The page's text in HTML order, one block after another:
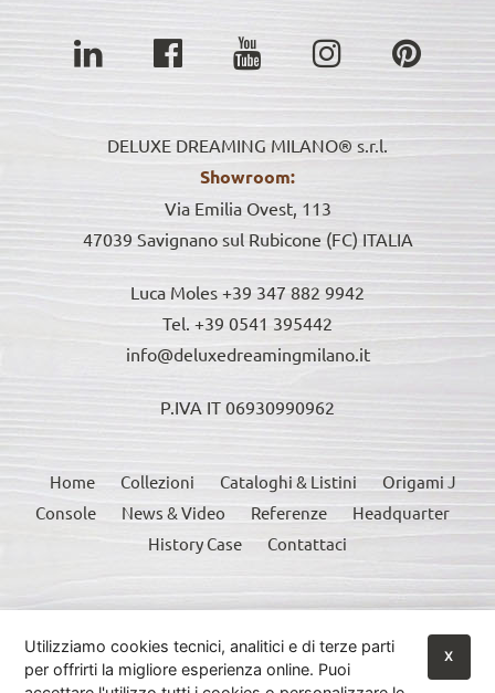
DELUXE DREAMING MILANO® s.r.l.
Showroom:
Via Emilia Ovest, 113
47039 Savignano sul Rubicone (FC) ITALIA
Luca Moles +39 347 882 9942
Tel. +39 0541 395442
info@deluxedreamingmilano.it
P.IVA IT 06930990962
Home Collezioni Cataloghi & Listini
Origami J
Console
News & Video Referenze
Headquarter
History Case
Contattaci
Termini di servizio di Google:Google Privacy Policy •Google Terms of Service
Maggiori Informazioni
Utilizziamo cookies tecnici, analitici e di terze parti
per offrirti la migliore esperienza online. Puoi
X